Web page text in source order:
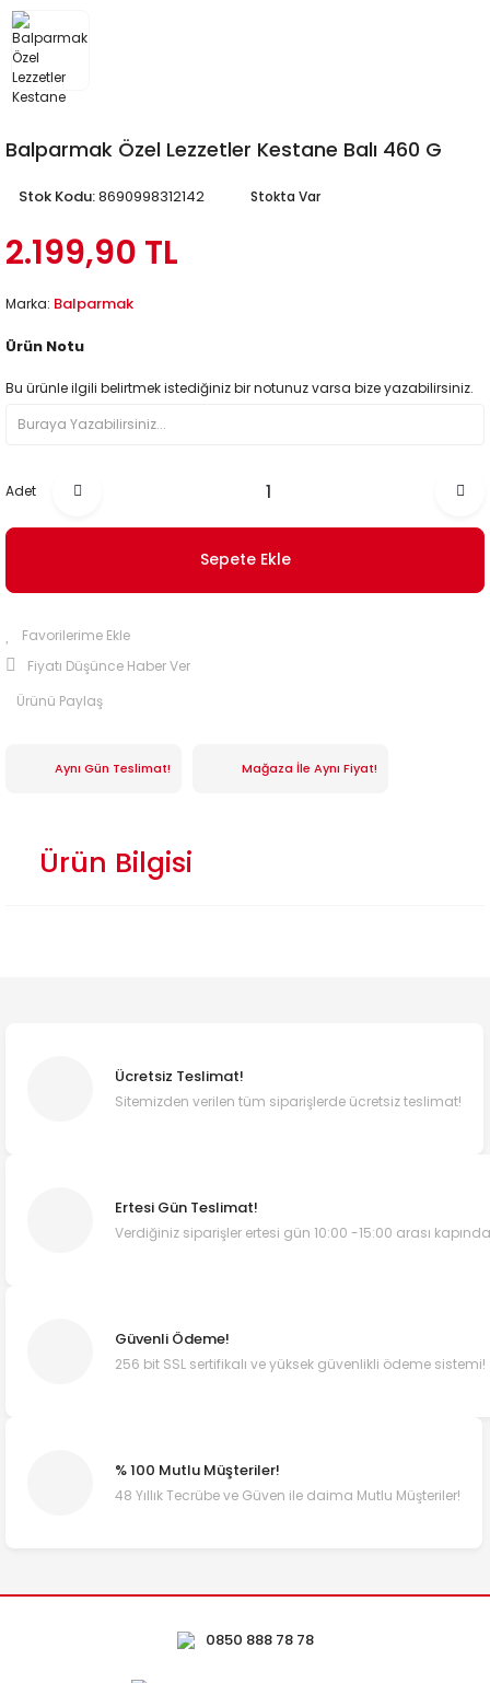
Balparmak Özel Lezzetler Kestane Balı 460 G
Stok Kodu:8690998312142 Stokta Var
2.199,90 TL
Marka: Balparmak
Ürün Notu
Bu ürünle ilgili belirtmek istediğiniz bir notunuz varsa bize yazabilirsiniz.
Adet
Sepete Ekle
Fiyatı Düşünce Haber Ver
Ürünü Paylaş
Aynı Gün Teslimat! Mağaza İle Aynı Fiyat!
Ürün Bilgisi
Ücretsiz Teslimat!
Sitemizden verilen tüm siparişlerde ücretsiz teslimat!
Ertesi Gün Teslimat!
Verdiğiniz siparişler ertesi gün 10:00 -15:00 arası
Güvenli Ödeme!
256 bit SSL sertifikalı ve yüksek güvenlikli ödeme sistemi!
% 100 Mutlu Müşteriler!
48 Yıllık Tecrübe ve Güven ile daima Mutlu Müşteriler!
0850 888 78 78